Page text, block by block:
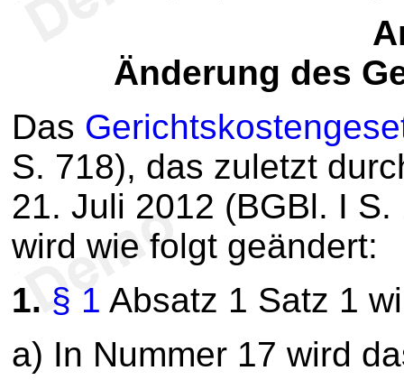
Änderung des
Das
S. 718), das zuletzt
21. Juli 2012 (BGBl. I
wird wie folgt geändert:
1. § 1 Absatz 1 Satz 1
a) In Nummer 17 wird